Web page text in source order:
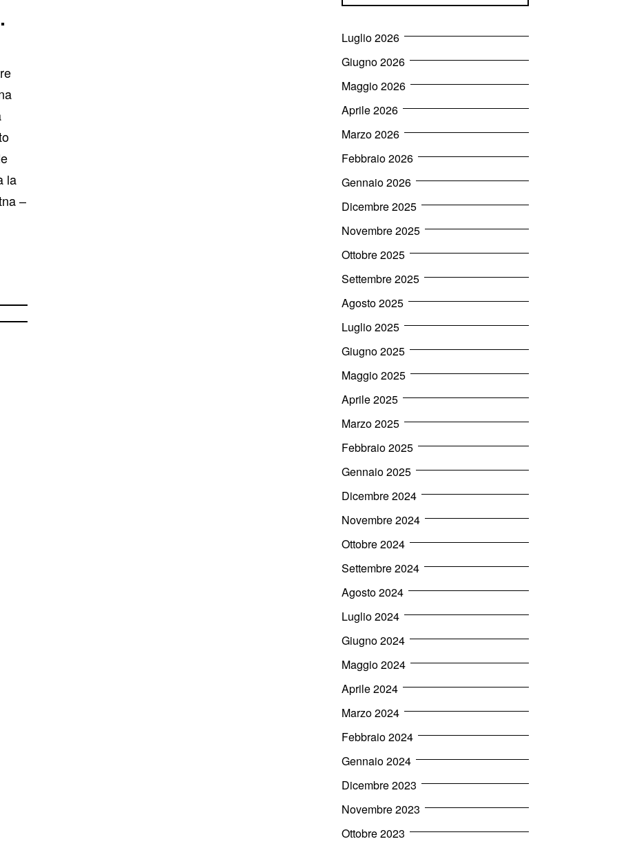
la
–
Luglio 2026
Giugno 2026
Maggio 2026
Aprile 2026
Marzo 2026
Febbraio 2026
Gennaio 2026
Dicembre 2025
Novembre 2025
Ottobre 2025
Settembre 2025
Agosto 2025
Luglio 2025
Giugno 2025
Maggio 2025
Aprile 2025
Marzo 2025
Febbraio 2025
Gennaio 2025
Dicembre 2024
Novembre 2024
Ottobre 2024
Settembre 2024
Agosto 2024
Luglio 2024
Giugno 2024
Maggio 2024
Aprile 2024
Marzo 2024
Febbraio 2024
Gennaio 2024
Dicembre 2023
Novembre 2023
Ottobre 2023